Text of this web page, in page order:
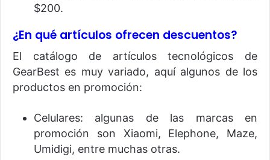
$200.
¿En qué artículos ofrecen descuentos?
El catálogo de artículos tecnológicos de
GearBest es muy variado, aquí algunos de los
productos en promoción:
Celulares: algunas de las marcas en
promoción son Xiaomi, Elephone, Maze,
Umidigi, entre muchas otras.